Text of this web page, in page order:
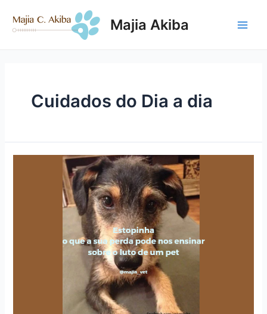
para
Majia Akiba
Cuidados do Dia a dia